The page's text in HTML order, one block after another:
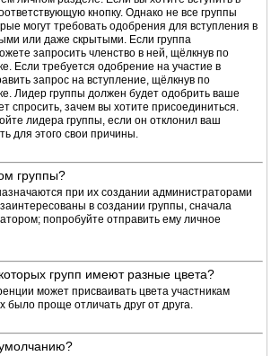
кнопку. Однако не все группы
могут требовать одобрения для вступления в
или даже скрытыми. Если группа
запросить членство в ней, щёлкнув по
Если требуется одобрение на участие в
запрос на вступление, щёлкнув по
Лидер группы должен будет одобрить ваше
спросить, зачем вы хотите присоединиться.
лидера группы, если он отклонил ваш
для этого свои причины.
группы?
при их создании администраторами
в создании группы, сначала
попробуйте отправить ему личное
групп имеют разные цвета?
может присваивать цвета участникам
было проще отличать друг от друга.